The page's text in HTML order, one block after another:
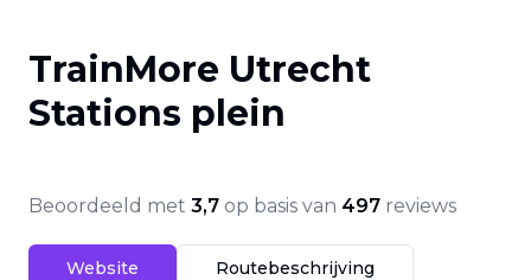
TrainMore Utrecht
Stations plein
Beoordeeld met 3,7 op basis van 497 reviews
Website Routebeschrijving